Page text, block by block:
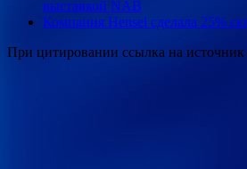
выставкой NAB
Компания Hensel сделала 25%
При цитировании ссылка на источник